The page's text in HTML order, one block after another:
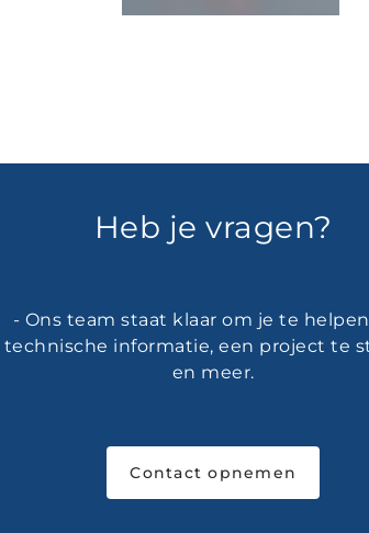
Heb je vragen?
- Ons team staat klaar om je te
technische informatie, een project te
en meer.
Contact opnemen